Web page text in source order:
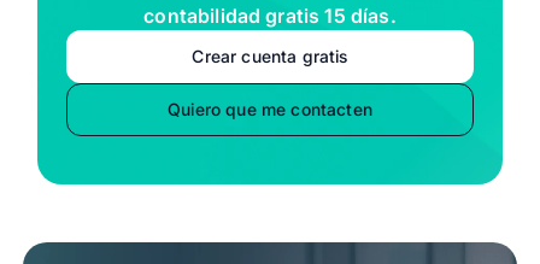
contabilidad gratis 15 días.
Crear cuenta gratis
Quiero que me contacten